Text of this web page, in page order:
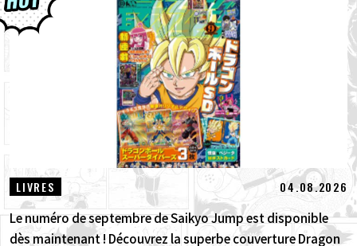
LIVRES 04.08.2026
Le numéro de septembre de Saikyo Jump est disponible
dès maintenant ! Découvrez la superbe couverture Dragon